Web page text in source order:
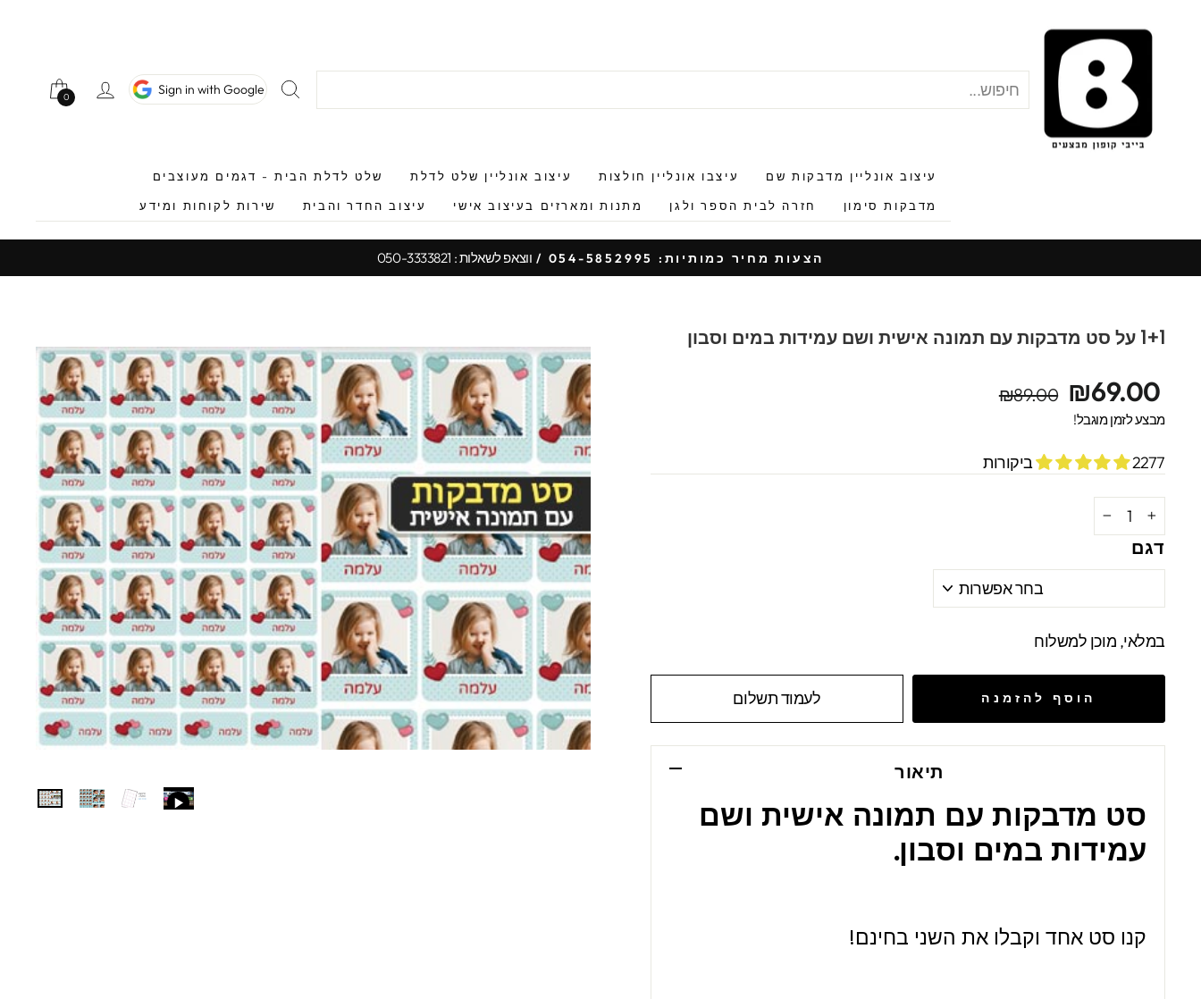
חיפוש
Sign in with Google כניסה
0
0
עיצוב אונליין מדבקות שם עיצבו אונליין חולצות עיצוב אונליין שלט לדלת שלט לדלת הבית - דגמים מעוצבים
מדבקות סימון חזרה לבית הספר ולגן מתנות ומארזים בעיצוב אישי עיצוב החדר והבית שירות לקוחות ומידע
עצור
הצעות מחיר כמותיות: 054-5852995 / ווצאפ לשאלות : 050-3333821
1+1 על סט מדבקות עם תמונה אישית ושם עמידות במים וסבון
מחיר
מקורי
מחיר
מבצע
₪69.00
₪89.00
מבצע לזמן מוגבל!
2277 ביקורות
+
דגם
במלאי, מוכן למשלוח
הוסף להזמנה לעמוד תשלום
תיאור
סט מדבקות עם תמונה אישית ושם
עמידות במים וסבון.
קנו סט אחד וקבלו את השני בחינם!